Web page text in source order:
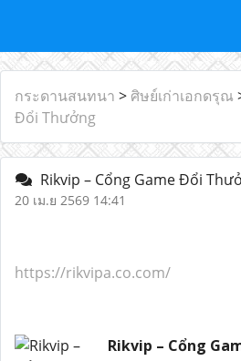
กระดานสนทนา > ศิษย์เก่าเอกดรุณ
Đổi Thưởng
Rikvip – Cổng Game Đổi
20 เม.ย 2569 14:41
https://rikvipa.co.com/
Rikvip – Cổng